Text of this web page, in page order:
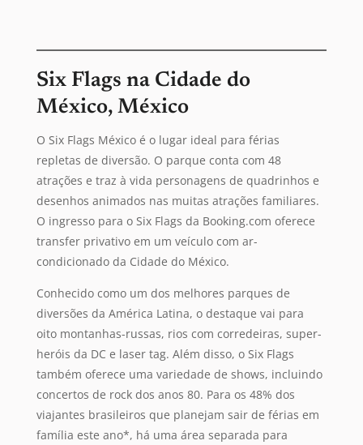
Six Flags na Cidade do
México, México
O Six Flags México é o lugar ideal para férias
repletas de diversão. O parque conta com 48
atrações e traz à vida personagens de quadrinhos e
desenhos animados nas muitas atrações familiares.
O ingresso para o Six Flags da Booking.com oferece
transfer privativo em um veículo com ar-
condicionado da Cidade do México.
Conhecido como um dos melhores parques de
diversões da América Latina, o destaque vai para
oito montanhas-russas, rios com corredeiras, super-
heróis da DC e laser tag. Além disso, o Six Flags
também oferece uma variedade de shows, incluindo
concertos de rock dos anos 80. Para os 48% dos
viajantes brasileiros que planejam sair de férias em
família este ano*, há uma área separada para